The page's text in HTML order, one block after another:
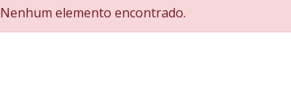
Nenhum elemento encontrado.